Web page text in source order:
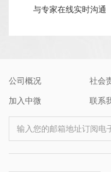
与专家在线实时沟通
公司概况 社会
加入中微 联系
输入您的邮箱地址订阅电